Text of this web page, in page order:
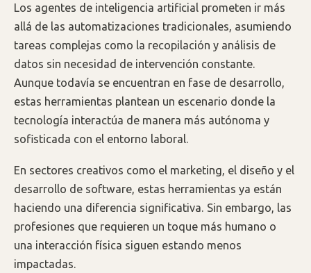
Los agentes de inteligencia artificial prometen ir más
allá de las automatizaciones tradicionales, asumiendo
tareas complejas como la recopilación y análisis de
datos sin necesidad de intervención constante.
Aunque todavía se encuentran en fase de desarrollo,
estas herramientas plantean un escenario donde la
tecnología interactúa de manera más autónoma y
sofisticada con el entorno laboral.
En sectores creativos como el marketing, el diseño y el
desarrollo de software, estas herramientas ya están
haciendo una diferencia significativa. Sin embargo, las
profesiones que requieren un toque más humano o
una interacción física siguen estando menos
impactadas.